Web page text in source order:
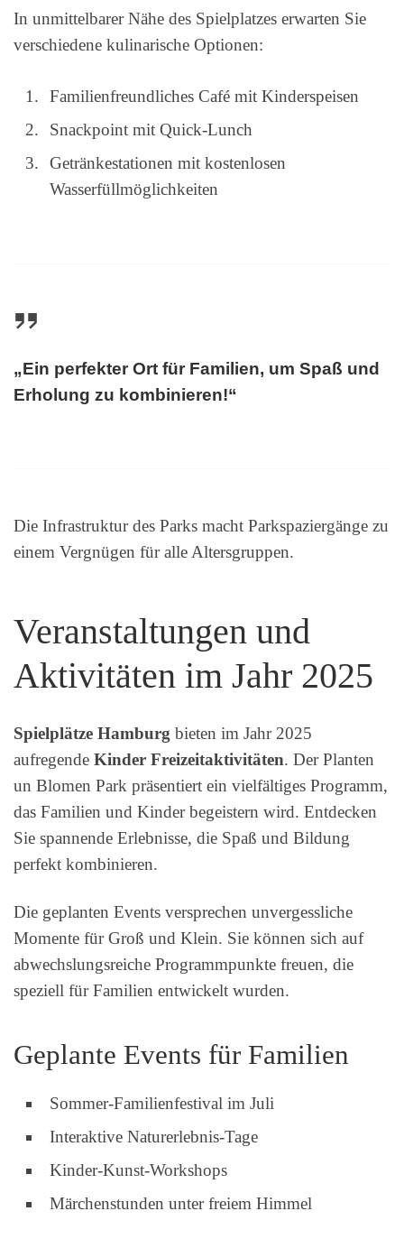
In unmittelbarer Nähe des Spielplatzes erwarten Sie
verschiedene kulinarische Optionen:
Familienfreundliches Café mit Kinderspeisen
Snackpoint mit Quick-Lunch
Getränkestationen mit kostenlosen
Wasserfüllmöglichkeiten
„Ein perfekter Ort für Familien, um Spaß und
Erholung zu kombinieren!“
Die Infrastruktur des Parks macht Parkspaziergänge zu
einem Vergnügen für alle Altersgruppen.
Veranstaltungen und
Aktivitäten im Jahr 2025
Spielplätze Hamburg bieten im Jahr 2025
aufregende Kinder Freizeitaktivitäten. Der Planten
un Blomen Park präsentiert ein vielfältiges Programm,
das Familien und Kinder begeistern wird. Entdecken
Sie spannende Erlebnisse, die Spaß und Bildung
perfekt kombinieren.
Die geplanten Events versprechen unvergessliche
Momente für Groß und Klein. Sie können sich auf
abwechslungsreiche Programmpunkte freuen, die
speziell für Familien entwickelt wurden.
Geplante Events für Familien
Sommer-Familienfestival im Juli
Interaktive Naturerlebnis-Tage
Kinder-Kunst-Workshops
Märchenstunden unter freiem Himmel